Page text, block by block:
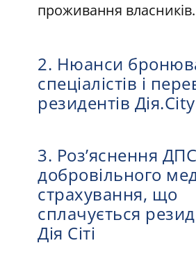
проживання власників.
2. Нюанси
спеціалістів і
резидентів Дія.City
3. Роз’яснення
добровільного
страхування, що
сплачується
Дія Сіті